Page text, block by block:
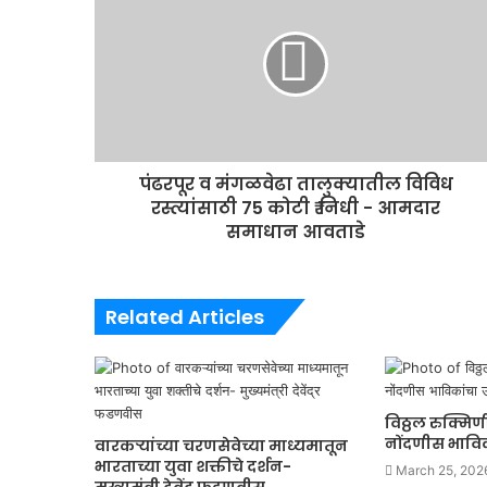
पंढरपूर व मंगळवेढा तालुक्यातील विविध
रस्त्यांसाठी 75 कोटी ₹ निधी - आमदार
समाधान आवताडे
Related Articles
वारकऱ्यांच्या चरणसेवेच्या माध्यमातून
भारताच्या युवा शक्तीचे दर्शन-
विठ्ठल
नोंदणीस
March 25,